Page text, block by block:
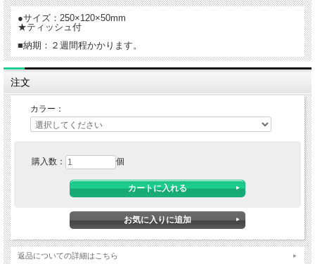
●サイズ：250×120×50mm
★ティッシュ付
■納期：２週間程かかります。
注文
カラー：
購入数： 個
返品についての詳細はこちら